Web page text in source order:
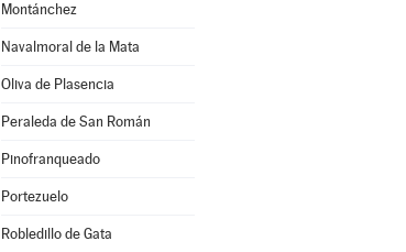
Montánchez
Navalmoral de la Mata
Oliva de Plasencia
Peraleda de San Román
Pinofranqueado
Portezuelo
Robledillo de Gata